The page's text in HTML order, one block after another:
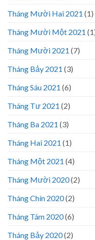
Tháng Mười Hai 2021 (1)
Tháng Mười Một 2021
Tháng Mười 2021 (7)
Tháng Bảy 2021 (3)
Tháng Sáu 2021 (6)
Tháng Tư 2021 (2)
Tháng Ba 2021 (3)
Tháng Hai 2021 (1)
Tháng Một 2021 (4)
Tháng Mười 2020(2)
Tháng Chín 2020(2)
Tháng Tám 2020(6)
Tháng Bảy 2020(2)